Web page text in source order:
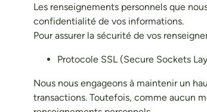
Les renseignements personnels que
confidentialité de vos informations.
Pour assurer la sécurité de vos
Protocole SSL (Secure Sockets
Nous nous engageons à maintenir un
transactions. Toutefois, comme aucun